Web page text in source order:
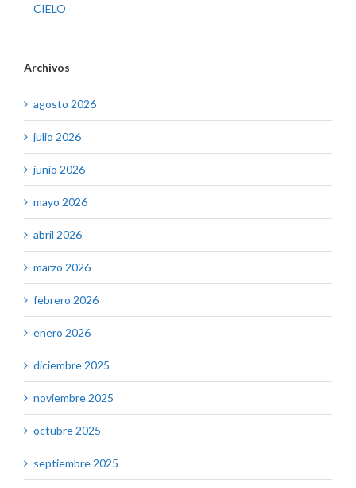
CIELO
Archivos
agosto 2026
julio 2026
junio 2026
mayo 2026
abril 2026
marzo 2026
febrero 2026
enero 2026
diciembre 2025
noviembre 2025
octubre 2025
septiembre 2025